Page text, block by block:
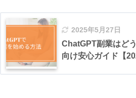
2025年5月27日
ChatGPT副業はど
向け安心ガイド【